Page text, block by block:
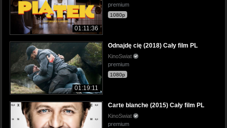
01:11:36
premium
1080p
01:19:11
Odnajdę cię (2018) Cały film PL
KinoSwiat
premium
1080p
Carte blanche (2015) Cały film PL
KinoSwiat
premium